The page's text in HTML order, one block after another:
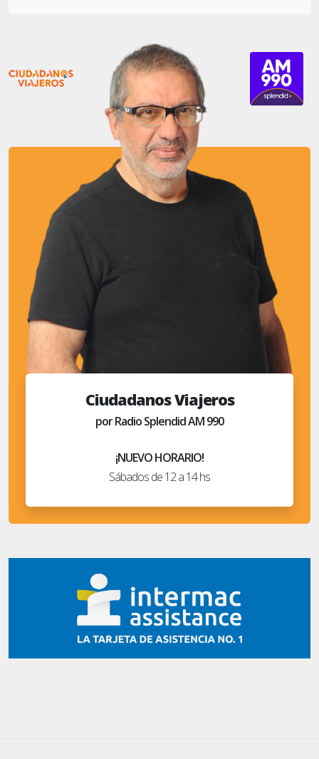
Ciudadanos Viajeros
por Radio Splendid AM 990
¡NUEVO HORARIO!
Sábados de 12 a 14 hs